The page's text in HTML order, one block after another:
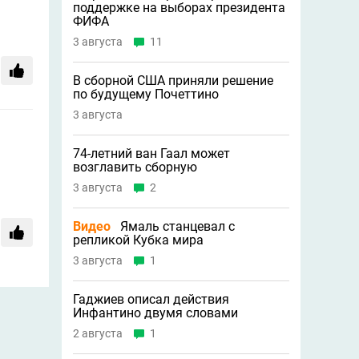
поддержке на выборах президента
ФИФА
3 августа 11
В сборной США приняли решение
по будущему Почеттино
3 августа
74-летний ван Гаал может
возглавить сборную
3 августа 2
Видео
Ямаль станцевал с
репликой Кубка мира
3 августа 1
Гаджиев описал действия
Инфантино двумя словами
2 августа 1